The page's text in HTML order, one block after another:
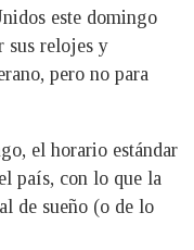
este domingo
sus relojes y
pero no para
el horario estándar
país, con lo que la
de sueño (o de lo